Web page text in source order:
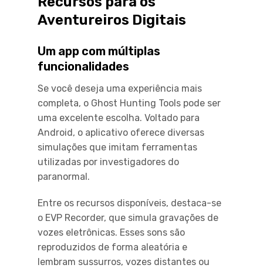
Aventureiros Digitais
Um app com múltiplas
funcionalidades
Se você deseja uma experiência mais
completa, o Ghost Hunting Tools pode ser
uma excelente escolha. Voltado para
Android, o aplicativo oferece diversas
simulações que imitam ferramentas
utilizadas por investigadores do
paranormal.
Entre os recursos disponíveis, destaca-se
o EVP Recorder, que simula gravações de
vozes eletrônicas. Esses sons são
reproduzidos de forma aleatória e
lembram sussurros, vozes distantes ou